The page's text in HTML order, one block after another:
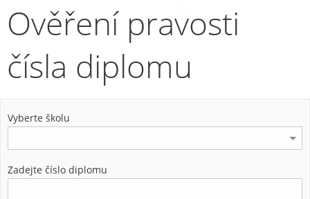
Ověření pravosti
čísla diplomu
Vyberte školu
Zadejte číslo diplomu